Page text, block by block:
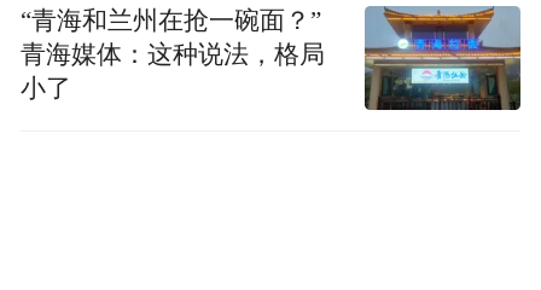
“青海和兰州在抢一碗面？”
青海媒体：这种说法，格局
小了